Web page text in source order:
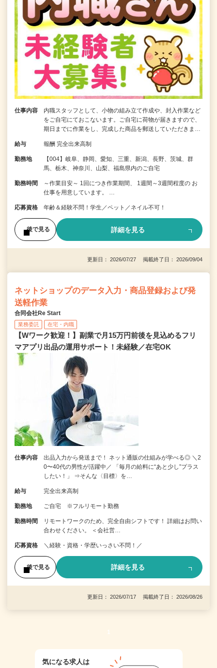
仕事内容
内職スタッフとして、小物の組み立て作成や、封入作業など
をご自宅にておこないます。ご自宅に荷物が届きますので、
期日までに作業をし、完成した商品を郵送していただきま…
給与 報酬 完全出来高制
勤務地
【004】岐阜、静岡、愛知、三重、新潟、長野、茨城、群
馬、栃木、神奈川、山梨、福島県内のご自宅
勤務時間
～作業目安～ 1回につき作業期間、 1週間～3週間程度の お
仕事を用意しています。 …
応募資格 年齢＆経験不問！学生／ペット／ネイル不可！
後で見る 詳細を見る
更新日： 2026/07/27 掲載終了日： 2026/09/04
ネットショップのデータ入力・商品登録および発
送軽作業
合同会社Re Start
業務委託 在宅・内職
【Wワーク歓迎！】副業で月15万円前後を見込めるフリ
マアプリ出品の運用サポート！未経験／在宅OK
仕事内容
出品入力から発送まで！ ネット通販の仕組みが学べる◎ ＼2
0〜40代の男性が活躍中／ 「毎月の給料に“あと少し”プラス
したい！」 ⇒そんな〈目標〉を…
給与 完全出来高制
勤務地 ご自宅 ※フルリモート勤務
勤務時間
リモートワークのため、完全自由シフトです！ 詳細はお問い
合わせください。 ＜会社営…
応募資格 ＼経験・資格・学歴いっさい不問！／
後で見る 詳細を見る
更新日： 2026/07/17 掲載終了日： 2026/08/26
1
気になる求人は